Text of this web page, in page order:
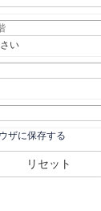
い
ザに保存する
リセット